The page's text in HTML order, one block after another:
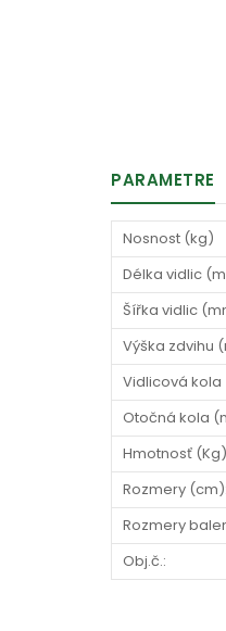
PARAMETRE
Nosnost (kg)
Délka vidlic
Šířka vidlic
Výška zdvihu
Vidlicová
Otočná kola
Hmotnosť
Rozmery (cm):
Rozmery
Obj.č.: